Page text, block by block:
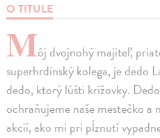
O TITULE
Môj dvojnohý majiteľ,
superhrdinský kolega, je dedo
dedo, ktorý lúšti krížovky.
ochraňujeme naše mestečko a
akcií, ako mi pri pĺznutí